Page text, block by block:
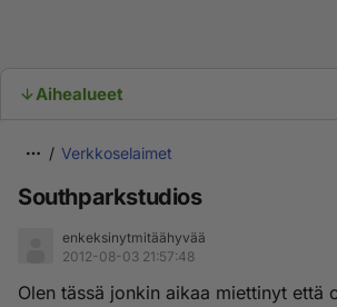
Aihealueet
Verkkoselaimet
Southparkstudios
enkeksinytmitäähyvää
2012-08-03 21:57:48
Olen tässä jonkin aikaa miettinyt että